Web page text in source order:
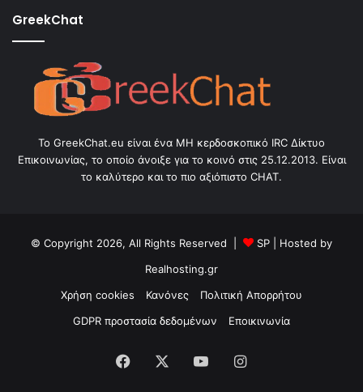
GreekChat
Το GreekChat.eu είναι ένα ΜΗ κερδοσκοπικό IRC Δίκτυο
Επικοινωνίας, το οποίο άνοιξε για το κοινό στις 25.12.2013. Είναι
το καλύτερο και το πιο αξιόπιστο CHAT.
© Copyright 2026, All Rights Reserved | SP | Hosted by
Realhosting.gr
Χρήση cookies
Κανόνες
Πολιτική Απορρήτου
GDPR προστασία δεδομένων
Εποικινωνία
Facebook YouTubeInstagram